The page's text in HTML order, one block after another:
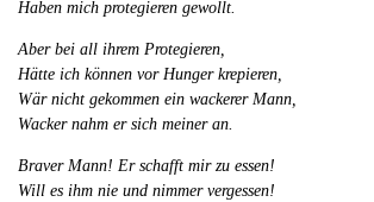
Haben mich protegieren gewollt.
Aber bei all ihrem Protegieren,
Hätte ich können vor Hunger krepieren,
Wär nicht gekommen ein wackerer Mann,
Wacker nahm er sich meiner an.
Braver Mann! Er schafft mir zu essen!
Will es ihm nie und nimmer vergessen!